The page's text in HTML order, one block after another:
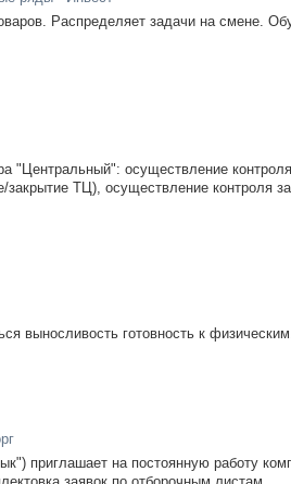
Распределяет задачи на смене.
"Центральный": осуществление контроля
закрытие ТЦ), осуществление контроля
выносливость готовность к
приглашает на постоянную работу